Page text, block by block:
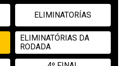
ELIMINATORÍAS
ELIMINATÓRIAS DA
RODADA